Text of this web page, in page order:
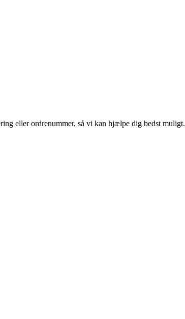
eller ordrenummer, så vi kan hjælpe dig bedst muligt.